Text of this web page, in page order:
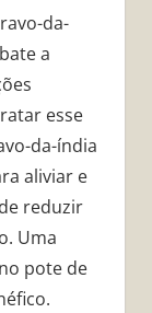
da-
a
esse
da-índia
aliviar e
reduzir
Uma
pote de